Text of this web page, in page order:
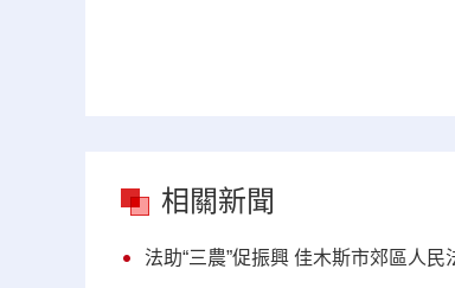
相關新聞
法助“三農”促振興 佳木斯市郊區人